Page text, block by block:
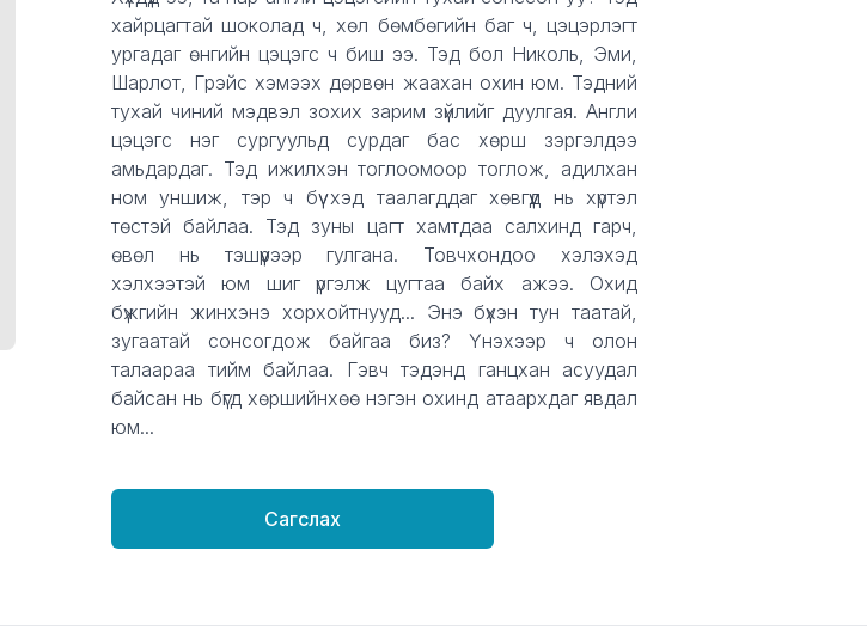
ӨВЛИЙН СЭДЭВТЭЙ
хайрцагтай шоколад ч, хөл бөмбөгийн баг ч, цэцэрлэгт
ургадаг өнгийн цэцэгс ч биш ээ. Тэд бол Николь, Эми,
Шарлот, Грэйс хэмээх дөрвөн жаахан охин юм. Тэдний
тухай чиний мэдвэл зохих зарим зүйлийг дуулгая. Англи
цэцэгс нэг сургуульд сурдаг бас хөрш зэргэлдээ
амьдардаг. Тэд ижилхэн тоглоомоор тоглож, адилхан
ном уншиж, тэр ч бүү хэд таалагддаг хөвгүүд нь хүртэл
төстэй байлаа. Тэд зуны цагт хамтдаа салхинд гарч,
өвөл нь тэшүүрээр гулгана. Товчхондоо хэлэхэд
хэлхээтэй юм шиг үргэлж цугтаа байх ажээ. Охид
бүжгийн жинхэнэ хорхойтнууд... Энэ бүхэн тун таатай,
зугаатай сонсогдож байгаа биз? Үнэхээр ч олон
талаараа тийм байлаа. Гэвч тэдэнд ганцхан асуудал
байсан нь бүгд хөршийнхөө нэгэн охинд атаархдаг явдал
юм...
Сагслах